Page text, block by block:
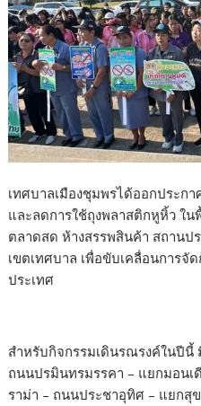
เทศบาลเมืองชุมพรได้ออกประก
และลดการใช้ถุงพลาสติกหูหิ้ว ใ
ตลาดสด ห้างสรรพสินค้า สถานป
เขตเทศบาล เพื่อขับเคลื่อนการ
ประเทศ
สำหรับกิจกรรมเดินรณรงค์ในปีนี้
ถนนปรมินทรมรรคา – แยกมอน
ราม่า – ถนนประชาอุทิศ – แยกสุ